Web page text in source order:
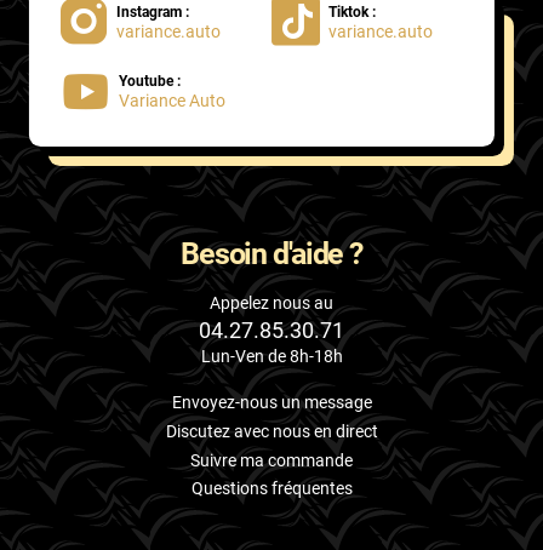
Proton
Renault
Rolls
Rover
Saab
Santana
Saturn
Scania
Scion
Seat
Instagram :
variance.auto
Tiktok :
variance.auto
Youtube :
Variance Auto
Besoin d'aide ?
Appelez nous au
04.27.85.30.71
Lun-Ven de 8h-18h
Envoyez-nous un message
Discutez avec nous en direct
Suivre ma commande
Questions fréquentes